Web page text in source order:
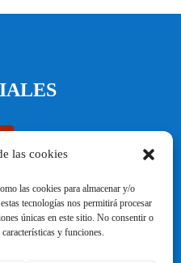
las cookies
las cookies para almacenar y/o
tecnologías nos permitirá procesar
únicas en este sitio. No consentir o
y funciones.